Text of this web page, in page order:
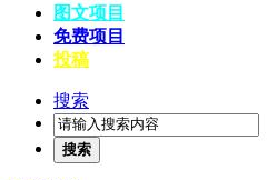
图文项目
免费项目
投稿
搜索
搜索